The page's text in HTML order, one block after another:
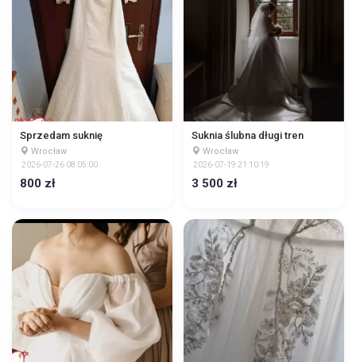
Sprzedam suknię
Wrocław
2026-07-26 08:05:00
800 zł
Suknia ślubna długi tren
Wrocław
2026-07-19 21:10:19
3 500 zł